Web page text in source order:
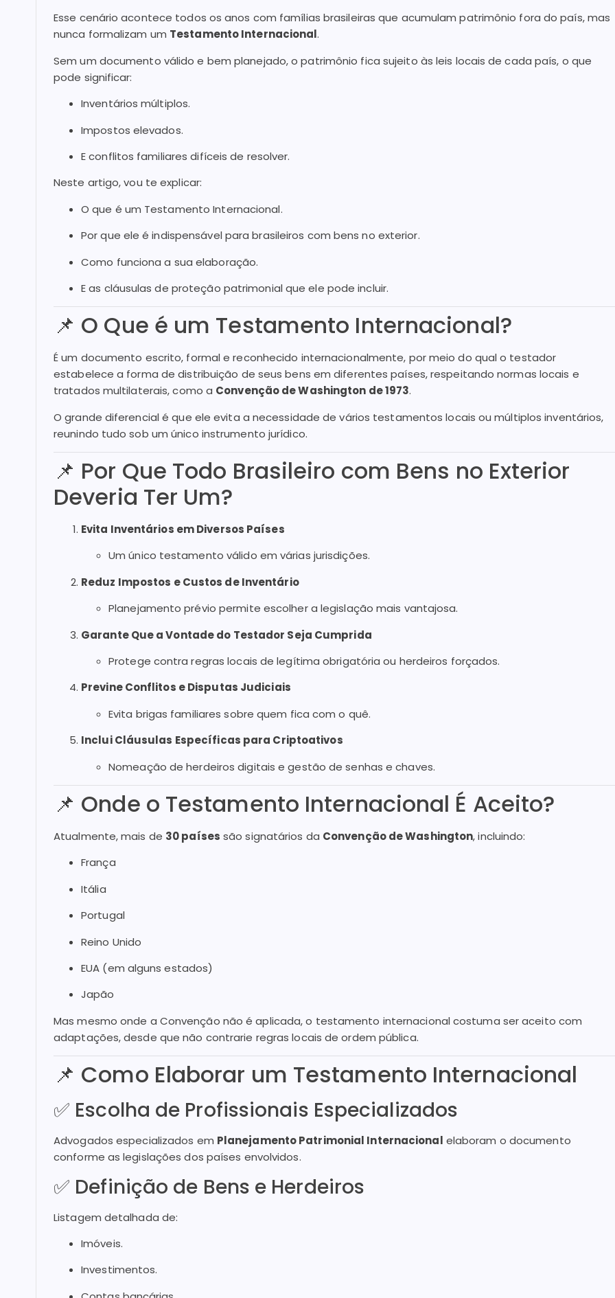
Esse cenário acontece todos os anos com famílias brasileiras que acumulam patrimônio fora do país, mas
nunca formalizam um Testamento Internacional.
Sem um documento válido e bem planejado, o patrimônio fica sujeito às leis locais de cada país, o que
pode significar:
Inventários múltiplos.
Impostos elevados.
E conflitos familiares difíceis de resolver.
Neste artigo, vou te explicar:
O que é um Testamento Internacional.
Por que ele é indispensável para brasileiros com bens no exterior.
Como funciona a sua elaboração.
E as cláusulas de proteção patrimonial que ele pode incluir.
📌 O Que é um Testamento Internacional?
É um documento escrito, formal e reconhecido internacionalmente, por meio do qual o testador
estabelece a forma de distribuição de seus bens em diferentes países, respeitando normas locais e
tratados multilaterais, como a Convenção de Washington de 1973.
O grande diferencial é que ele evita a necessidade de vários testamentos locais ou múltiplos inventários,
reunindo tudo sob um único instrumento jurídico.
📌 Por Que Todo Brasileiro com Bens no Exterior
Deveria Ter Um?
Evita Inventários em Diversos Países
Um único testamento válido em várias jurisdições.
Reduz Impostos e Custos de Inventário
Planejamento prévio permite escolher a legislação mais vantajosa.
Garante Que a Vontade do Testador Seja Cumprida
Protege contra regras locais de legítima obrigatória ou herdeiros forçados.
Previne Conflitos e Disputas Judiciais
Evita brigas familiares sobre quem fica com o quê.
Inclui Cláusulas Específicas para Criptoativos
Nomeação de herdeiros digitais e gestão de senhas e chaves.
📌 Onde o Testamento Internacional É Aceito?
Atualmente, mais de 30 países são signatários da Convenção de Washington, incluindo:
França
Itália
Portugal
Reino Unido
EUA (em alguns estados)
Japão
Mas mesmo onde a Convenção não é aplicada, o testamento internacional costuma ser aceito com
adaptações, desde que não contrarie regras locais de ordem pública.
📌 Como Elaborar um Testamento Internacional
✅ Escolha de Profissionais Especializados
Advogados especializados em Planejamento Patrimonial Internacional elaboram o documento
conforme as legislações dos países envolvidos.
✅ Definição de Bens e Herdeiros
Listagem detalhada de:
Imóveis.
Investimentos.